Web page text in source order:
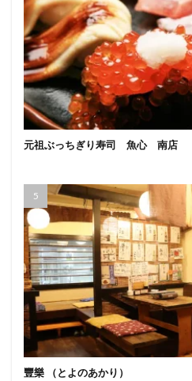
元祖ぶっちぎり寿司 魚心 南店
豐樂 （とよのあかり）